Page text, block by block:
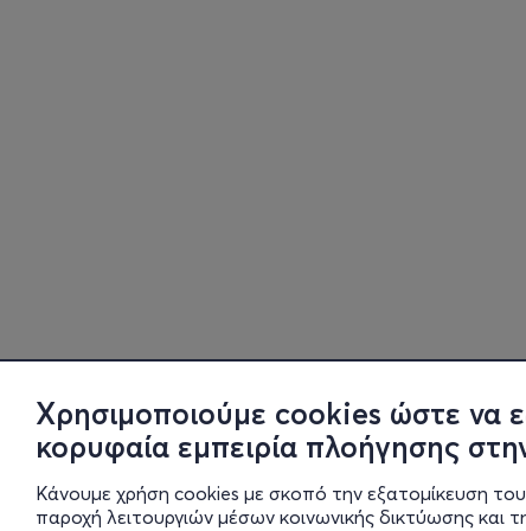
Χρησιμοποιούμε cookies ώστε να
κορυφαία εμπειρία πλοήγησης
Κάνουμε χρήση cookies με σκοπό την εξατομίκευση
παροχή λειτουργιών μέσων κοινωνικής δικτύωσης και